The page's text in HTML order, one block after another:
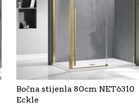
Bočna stijenla 80cm NET6310
Eckle